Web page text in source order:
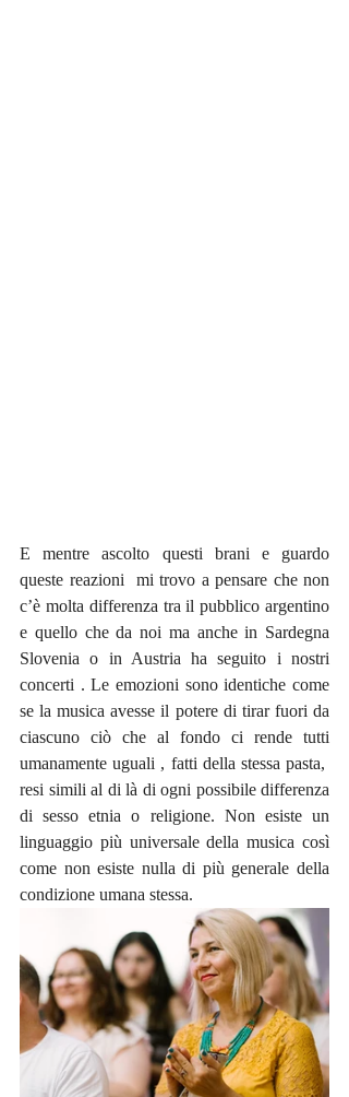
E mentre ascolto questi brani e guardo
queste reazioni  mi trovo a pensare che non
c’è molta differenza tra il pubblico argentino
e quello che da noi ma anche in Sardegna
Slovenia o in Austria ha seguito i nostri
concerti . Le emozioni sono identiche come
se la musica avesse il potere di tirar fuori da
ciascuno ciò che al fondo ci rende tutti
umanamente uguali , fatti della stessa pasta,
resi simili al di là di ogni possibile differenza
di sesso etnia o religione. Non esiste un
linguaggio più universale della musica così
come non esiste nulla di più generale della
condizione umana stessa.